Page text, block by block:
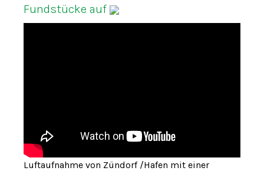
Fundstücke auf
Luftaufnahme von Zündorf /Hafen mit einer